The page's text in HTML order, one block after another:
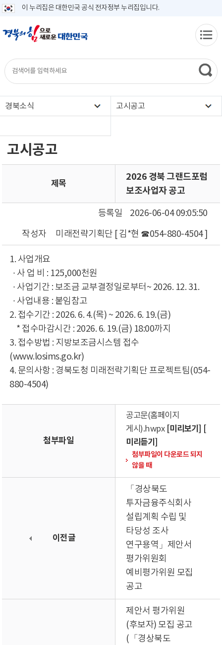
이 누리집은 대한민국 공식 전자정부 누리집입니다.
경북소식 고시공고
고시공고
제목
2026 경북 그랜드포럼
보조사업자 공고
등록일
2026-06-04 09:05:50
작성자
미래전략기획단 [ 김*현 ☎054-880-4504 ]
1. 사업개요
∙ 사 업 비 : 125,000천원
∙ 사업기간 : 보조금 교부결정일로부터~ 2026. 12. 31.
∙ 사업내용 : 붙임참고
2. 접수기간 : 2026. 6. 4.(목) ~ 2026. 6. 19.(금)
* 접수마감시간 : 2026. 6. 19.(금) 18:00까지
3. 접수방법 : 지방보조금시스템 접수
(www.losims.go.kr)
4. 문의사항 : 경북도청 미래전략기획단 프로젝트팀(054-
880-4504)
첨부파일
공고문(홈페이지
게시).hwpx [미리보기]
미리듣기]
첨부파일이 다운로드 되지
않을 때
이전글
「경상북도
투자금융주식회사
설립계획 수립 및
타당성 조사
연구용역」제안서
평가위원회
예비평가위원 모집
공고
제안서 평가위원
(후보자) 모집 공고
(「경상북도